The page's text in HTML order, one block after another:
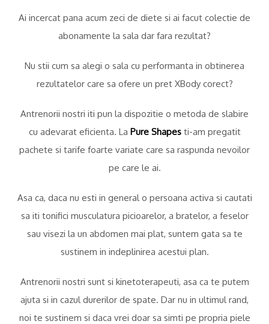
Ai incercat pana acum zeci de diete si ai facut colectie de
abonamente la sala dar fara rezultat?
Nu stii cum sa alegi o sala cu performanta in obtinerea
rezultatelor care sa ofere un pret XBody corect?
Antrenorii nostri iti pun la dispozitie o metoda de slabire
cu adevarat eficienta. La Pure Shapesti-am pregatit
pachete si tarife foarte variate care sa raspunda nevoilor
pe care le ai.
Asa ca, daca nu esti in general o persoana activa si cautati
sa iti tonifici musculatura picioarelor, a bratelor, a feselor
sau visezi la un abdomen mai plat, suntem gata sa te
sustinem in indeplinirea acestui plan.
Antrenorii nostri sunt si kinetoterapeuti, asa ca te putem
ajuta si in cazul durerilor de spate. Dar nu in ultimul rand,
noi te sustinem si daca vrei doar sa simti pe propria piele